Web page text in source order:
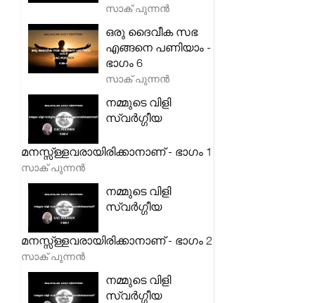
സാക് പുന്നൻ
ഒരു ദൈവീക സഭ
എങ്ങനെ പണിയാം -
ഭാഗം 6
സാക് പുന്നൻ
നമ്മുടെ വിളി
സ്വർഗ്ഗീയ
മനസ്സ്ള്ളവരായിരിക്കാനാണ് - ഭാഗം 1
സാക് പുന്നൻ
നമ്മുടെ വിളി
സ്വർഗ്ഗീയ
മനസ്സ്ള്ളവരായിരിക്കാനാണ് - ഭാഗം 2
സാക് പുന്നൻ
നമ്മുടെ വിളി
സ്വർഗ്ഗീയ